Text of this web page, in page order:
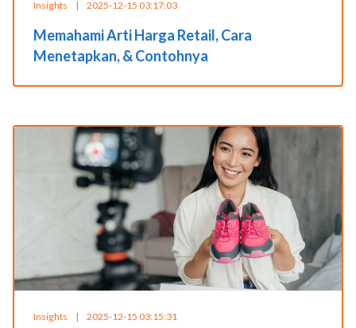
Insights | 2025-12-15 03:17:03
Memahami Arti Harga Retail, Cara
Menetapkan, & Contohnya
Insights | 2025-12-15 03:15:31